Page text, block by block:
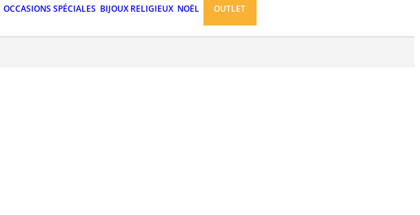
OCCASIONS SPÉCIALES BIJOUX RELIGIEUX NOËL OUTLET